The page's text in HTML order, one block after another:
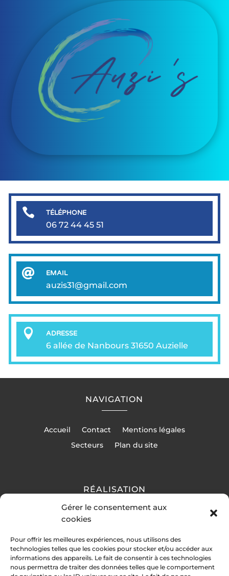
Gérer le consentement aux
cookies
Pour offrir les meilleures expériences, nous utilisons des
technologies telles que les cookies pour stocker et/ou accéder aux
informations des appareils. Le fait de consentir à ces technologies
nous permettra de traiter des données telles que le comportement
 TÉLÉPHONE
06 72 44 45 51
 EMAIL
auzis31@gmail.com
 ADRESSE
6 allée de Nanbours 31650 Auzielle
NAVIGATION
Accueil Contact
Mentions légales
Secteurs
Plan du site
RÉALISATION